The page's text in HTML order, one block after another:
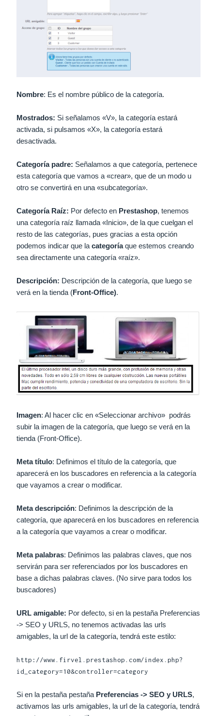
Nombre: Es el nombre público de la categoría.
Mostrados: Si señalamos «V», la categoría estará
activada, si pulsamos «X», la categoría estará
desactivada.
Categoría padre: Señalamos a que categoría, pertenece
esta categoría que vamos a «crear», que de un modo u
otro se convertirá en una «subcategoría».
Categoría Raíz: Por defecto en Prestashop, tenemos
una categoría raíz llamada «Inicio», de la que cuelgan el
resto de las categorías, pues gracias a esta opción
podemos indicar que lacategoríaque estemos creando
sea directamente una categoría «raíz».
Descripción: Descripción de la categoría, que luego se
verá en la tienda (Front-Office).
Imagen: Al hacer clic en «Seleccionar archivo» podrás
subir la imagen de la categoría, que luego se verá en la
tienda (Front-Office).
Meta título: Definimos el título de la categoría, que
aparecerá en los buscadores en referencia a la categoría
que vayamos a crear o modificar.
Meta descripción: Definimos la descripción de la
categoría, que aparecerá en los buscadores en referencia
a la categoría que vayamos a crear o modificar.
Meta palabras: Definimos las palabras claves, que nos
servirán para ser referenciados por los buscadores en
base a dichas palabras claves. (No sirve para todos los
buscadores)
URL amigable: Por defecto, si en la pestaña Preferencias
-> SEO y URLS, no tenemos activadas las urls
amigables, la url de la categoría, tendrá este estilo:
http://www.firvel.prestashop.com/index.php?
id_category=10&controller=category
Si en la pestaña pestaña Preferencias -> SEO y URLS,
activamos las urls amigables, la url de la categoría, tendrá